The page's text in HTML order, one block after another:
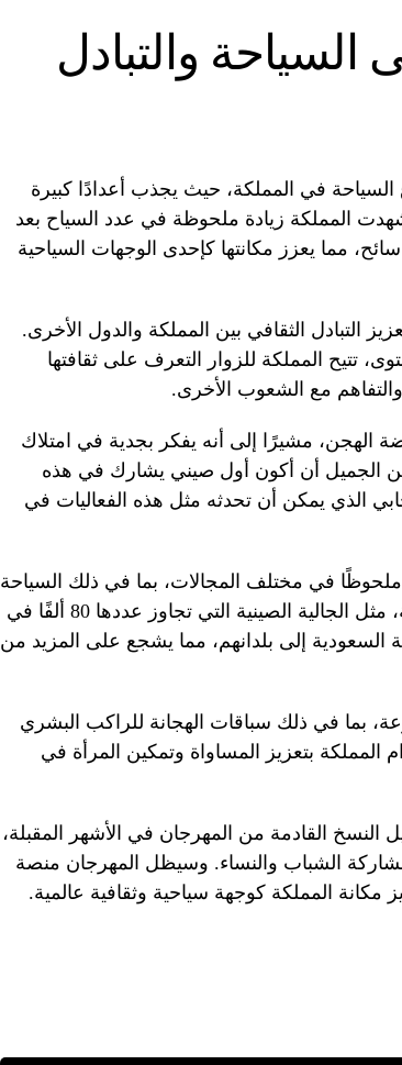
السياحة والتبادل
في المملكة، حيث يجذب أعدادًا كبيرة
المملكة زيادة ملحوظة في عدد السياح بعد
تسجيل أكثر من 30 مليون سائح، مما يعزز مكانتها كإحدى الوجهات السياحية
التبادل الثقافي بين المملكة والدول الأخرى.
تتيح المملكة للزوار التعرف على ثقافتها
مع الشعوب الأخرى.
الهجن، مشيرًا إلى أنه يفكر بجدية في امتلاك
الجميل أن أكون أول صيني يشارك في هذه
الذي يمكن أن تحدثه مثل هذه الفعاليات في
ملحوظًا في مختلف المجالات، بما في ذلك السياحة
والثقافة. ويساهم وجود الجاليات المختلفة، مثل الجالية الصينية التي تجاوز عددها 80 ألفًا في
السعودية إلى بلدانهم، مما يشجع على المزيد من
بما في ذلك سباقات الهجانة للراكب البشري
المملكة بتعزيز المساواة وتمكين المرأة في
القادمة من المهرجان في الأشهر المقبلة،
مشاركة الشباب والنساء. وسيظل المهرجان منصة
المملكة كوجهة سياحية وثقافية عالمية.